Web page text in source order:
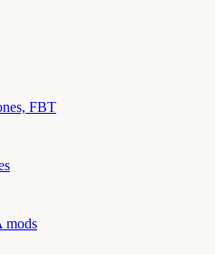
FBT
mods